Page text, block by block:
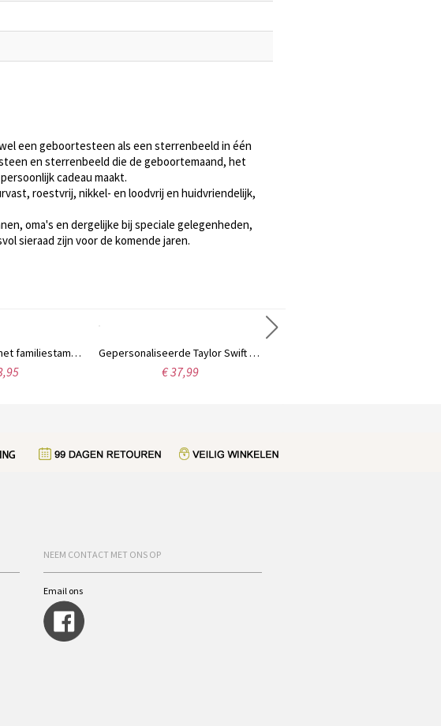
een geboortesteen als een sterrenbeeld in één
en sterrenbeeld die de geboortemaand, het
cadeau maakt.
roestvrij, nikkel- en loodvrij en huidvriendelijk,
oma's en dergelijke bij speciale gelegenheden,
sieraad zijn voor de komende jaren.
Gouden ketting met familiestamboom, 7 namen en geboortestenen. Gepersonaliseerde Taylor Swift Monogram Ketting Sterling Zilver
€ 37,99
NEEM CONTACT MET ONS OP
Email ons